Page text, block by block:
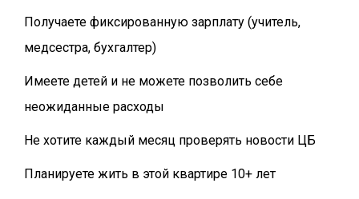
Получаете фиксированную зарплату (учитель,
медсестра, бухгалтер)
Имеете детей и не можете позволить себе
неожиданные расходы
Не хотите каждый месяц проверять новости ЦБ
Планируете жить в этой квартире 10+ лет